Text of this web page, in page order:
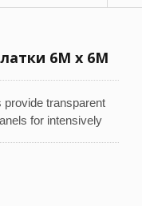
6М x 6М
provide transparent
for intensively